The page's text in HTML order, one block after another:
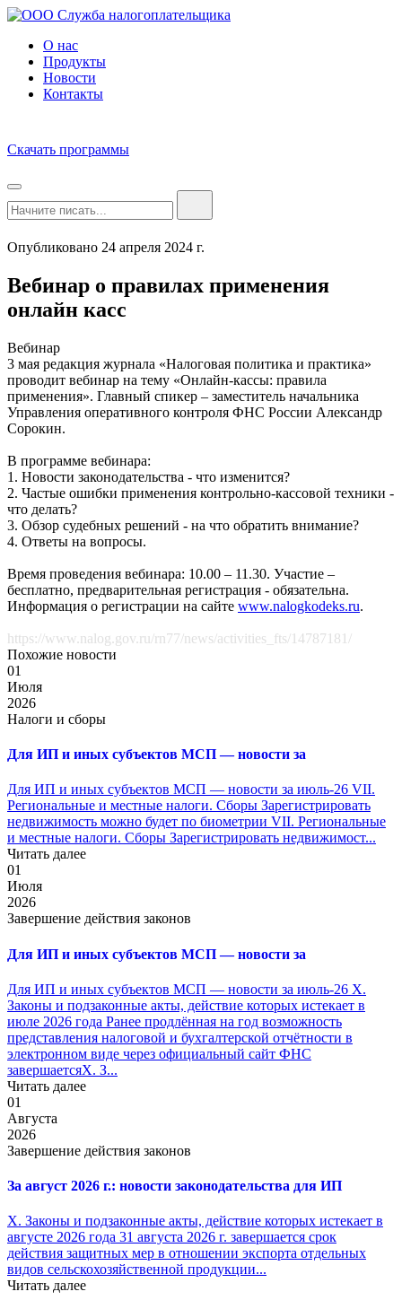
О нас
Продукты
Новости
Контакты
Скачать программы
Опубликовано 24 апреля 2024 г.
Вебинар о правилах применения
онлайн касс
Вебинар
3 мая редакция журнала «Налоговая политика и практика»
проводит вебинар на тему «Онлайн-кассы: правила
применения». Главный спикер – заместитель начальника
Управления оперативного контроля ФНС России Александр
Сорокин.
В программе вебинара:
1. Новости законодательства - что изменится?
2. Частые ошибки применения контрольно-кассовой техники -
что делать?
3. Обзор судебных решений - на что обратить внимание?
4. Ответы на вопросы.
Время проведения вебинара: 10.00 – 11.30. Участие –
бесплатно, предварительная регистрация - обязательна.
Информация о регистрации на сайте www.nalogkodeks.ru.
https://www.nalog.gov.ru/rn77/news/activities_fts/14787181/
Похожие новости
01
Июля
2026
Налоги и сборы
Для ИП и иных субъектов МСП — новости за
Для ИП и иных субъектов МСП — новости за июль-26 VII.
Региональные и местные налоги. Сборы Зарегистрировать
недвижимость можно будет по биометрии VII. Региональные
и местные налоги. Сборы Зарегистрировать недвижимост...
Читать далее
01
Июля
2026
Завершение действия законов
Для ИП и иных субъектов МСП — новости за
Для ИП и иных субъектов МСП — новости за июль-26 X.
Законы и подзаконные акты, действие которых истекает в
июле 2026 года Ранее продлённая на год возможность
представления налоговой и бухгалтерской отчётности в
электронном виде через официальный сайт ФНС
завершаетсяX. З...
Читать далее
01
Августа
2026
Завершение действия законов
За август 2026 г.: новости законодательства для ИП
X. Законы и подзаконные акты, действие которых истекает в
августе 2026 года 31 августа 2026 г. завершается срок
действия защитных мер в отношении экспорта отдельных
видов сельскохозяйственной продукции...
Читать далее